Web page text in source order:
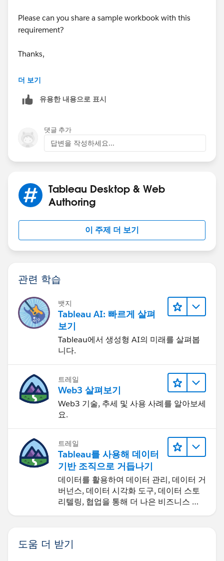
Please can you share a sample workbook with this
requirement?
Thanks,
Mavis
더 보기
유용한 내용으로 표시
댓글 추가
답변을 작성하세요...
Tableau Desktop & Web
Authoring
이 주제 더 보기
관련 학습
뱃지
Tableau AI: 빠르게 살펴
보기
Tableau에서 생성형 AI의 미래를 살펴봅
니다.
트레일
Web3 살펴보기
Web3 기술, 추세 및 사용 사례를 알아보세
요.
트레일
Tableau를 사용해 데이터
기반 조직으로 거듭나기
데이터를 활용하여 데이터 관리, 데이터 거
버넌스, 데이터 시각화 도구, 데이터 스토
리텔링, 협업을 통해 더 나은 비즈니스 성
과를 달성하세요.
도움 더 받기